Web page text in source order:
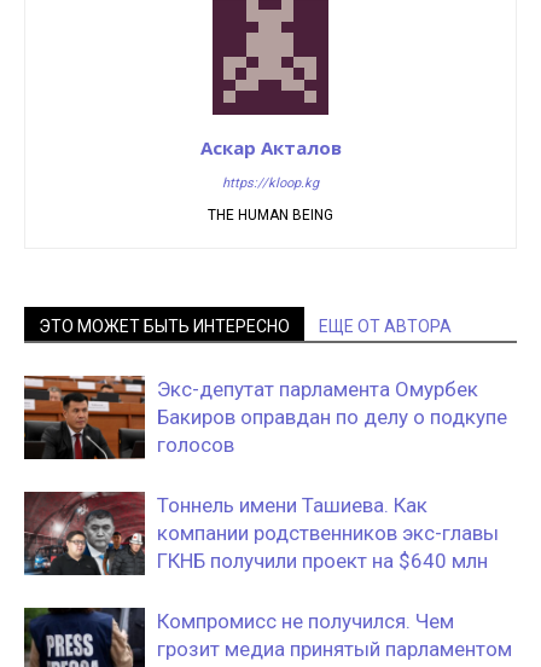
Аскар Акталов
https://kloop.kg
THE HUMAN BEING
ЭТО МОЖЕТ БЫТЬ ИНТЕРЕСНО ЕЩЕ ОТ АВТОРА
Экс-депутат парламента Омурбек
Бакиров оправдан по делу о подкупе
голосов
Тоннель имени Ташиева. Как
компании родственников экс-главы
ГКНБ получили проект на $640 млн
Компромисс не получился. Чем
грозит медиа принятый парламентом